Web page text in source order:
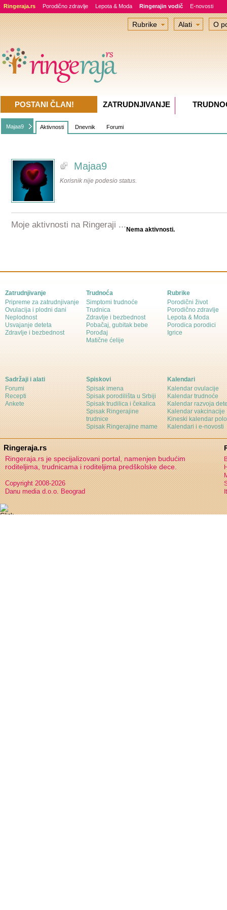
Ringeraja.rs Porodično zdravlje Lepota & Moda Ringerajin vodič E-novosti
Majaa9 Aktivnosti Dnevnik Forumi
Majaa9
Korisnik nije podesio status.
Moje aktivnosti na Ringeraji ... Nema aktivnosti.
Rubrike Alati O
POSTANI ČLAN! ZATRUDNJIVANJE
Zatrudnjivanje
Pripreme za zatrudnjivanje
Ovulacija i plodni dani
Neplodnost
Usvajanje deteta
Zdravlje i bezbednost
Trudnoća
Simptomi trudnoće
Trudnica
Zdravlje i bezbednost
Pobačaj, gubitak bebe
Porođaj
Matične ćelije
Rubrike
Porodični život
Porodično zdravlje
Lepota & Moda
Porodica porodici
Igrice
Sadržaji i alati
Forumi
Recepti
Ankete
Spiskovi
Spisak imena
Spisak porodilišta u Srbiji
Spisak trudilica i čekalica
Spisak Ringerajine
trudnice
Spisak Ringerajine mame
Kalendari
Kalendar ovulacije
Kalendar trudnoće
Kalendar razvoja
Kalendar vakcinacije
Kineski kalendar
Kalendari i e-novosti
Ringeraja.rs
Ringeraja.rs je specijalizovani portal, namenjen budućim
roditeljima, trudnicama i roditeljima predškolske dece.
Copyright 2008-2026
Danu media d.o.o. Beograd